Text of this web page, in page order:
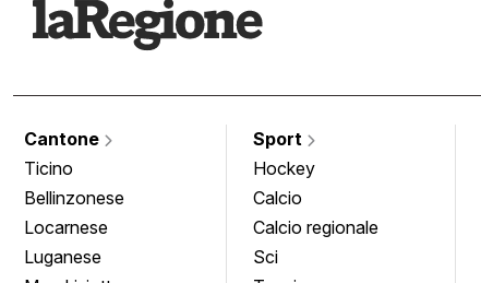
Cantone
Ticino
Bellinzonese
Locarnese
Luganese
Sport
Hockey
Calcio
Calcio regionale
Sci